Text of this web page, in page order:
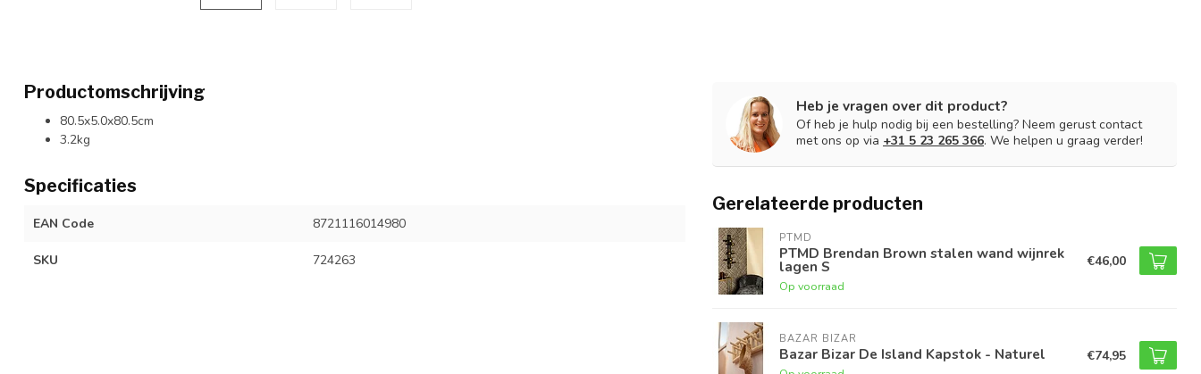
Productomschrijving
80.5x5.0x80.5cm
3.2kg
Specificaties
EAN Code 8721116014980
SKU 724263
Heb je vragen over dit product?
Of heb je hulp nodig bij een bestelling? Neem gerust contact
met ons op via +31 5 23 265 366. We helpen u graag verder!
Gerelateerde producten
PTMD
PTMD Brendan Brown stalen wand wijnrek
lagen S
Op voorraad
€46,00
BAZAR BIZAR
Bazar Bizar De Island Kapstok - Naturel €74,95